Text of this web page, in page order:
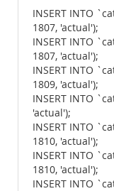
INSERT INTO
1807, 'actual');
INSERT INTO
1807, 'actual');
INSERT INTO
1809, 'actual');
INSERT INTO
'actual');
INSERT INTO
1810, 'actual');
INSERT INTO
1810, 'actual');
INSERT INTO